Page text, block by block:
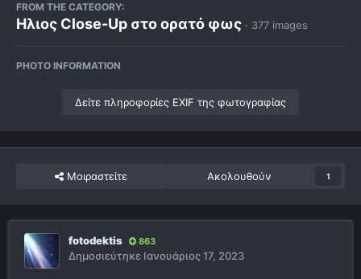
FROM THE CATEGORY:
Ηλιος Close-Up στο ορατό φως · 377 images
PHOTO INFORMATION
Δείτε πληροφορίες EXIF της φωτογραφίας
Μοιραστείτε Ακολουθούν 1
fotodektis 863
Δημοσιεύτηκε Ιανουάριος 17, 2023